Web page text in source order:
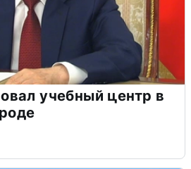
учебный центр в